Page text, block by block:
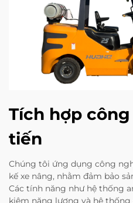
Tích hợp
tiến
Chúng tôi ứng dụng công
kế xe nâng, nhằm đảm bảo
Các tính năng như hệ thống
kiệm năng lượng và hệ